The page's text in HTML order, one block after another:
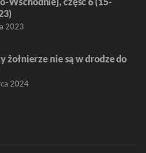
2023
żołnierze nie są w drodze do
2024